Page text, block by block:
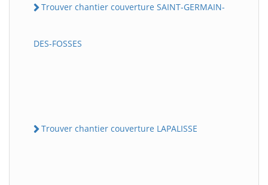
Trouver chantier couverture SAINT-GERMAIN-
DES-FOSSES
Trouver chantier couverture LAPALISSE